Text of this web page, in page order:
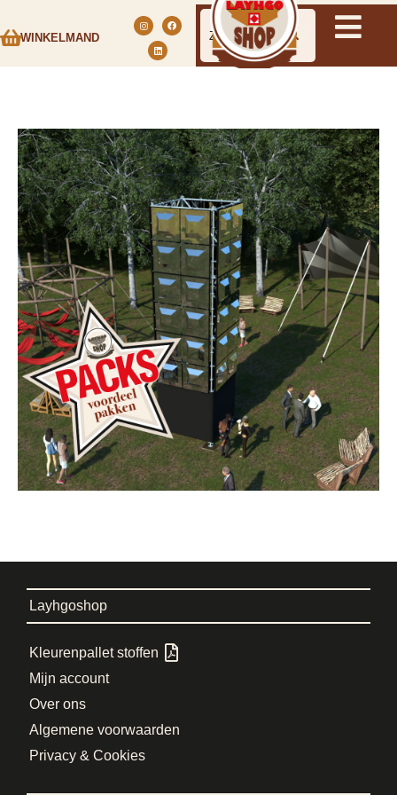
WINKELMAND
Layhgoshop
Kleurenpallet stoffen
Mijn account
Over ons
Algemene voorwaarden
Privacy & Cookies